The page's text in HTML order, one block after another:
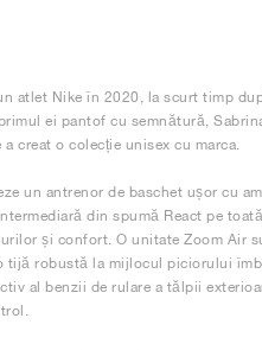
atlet Nike în 2020, la scurt timp
ei pantof cu semnătură,
creat o colecție unisex cu marca.
un antrenor de baschet ușor cu
din spumă React pe
și confort. O unitate Zoom Air
tijă robustă la mijlocul piciorului
al benzii de rulare a tălpii